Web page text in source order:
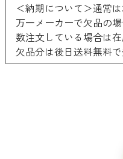
＜納期について＞通常
万一メーカーで欠品の
数注文している場合は
欠品分は後日送料無